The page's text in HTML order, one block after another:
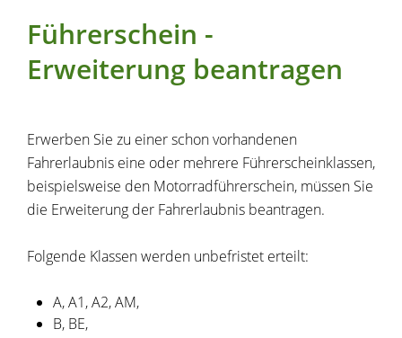
Führerschein -
Erweiterung beantragen
Erwerben Sie zu einer schon vorhandenen
Fahrerlaubnis eine oder mehrere Führerscheinklassen,
beispielsweise den Motorradführerschein, müssen Sie
die Erweiterung der Fahrerlaubnis beantragen.
Folgende Klassen werden unbefristet erteilt:
A, A1, A2, AM,
B, BE,